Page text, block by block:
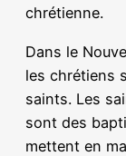
chrétienne.
Dans le
les chrétiens
saints. Les
sont des
mettent en